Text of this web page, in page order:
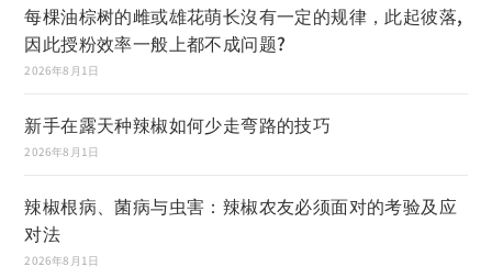
每棵油棕树的雌或雄花萌长沒有一定的规律，此起彼落,
因此授粉效率一般上都不成问题?
2026年8月1日
新手在露天种辣椒如何少走弯路的技巧
2026年8月1日
辣椒根病、菌病与虫害：辣椒农友必须面对的考验及应
对法
2026年8月1日